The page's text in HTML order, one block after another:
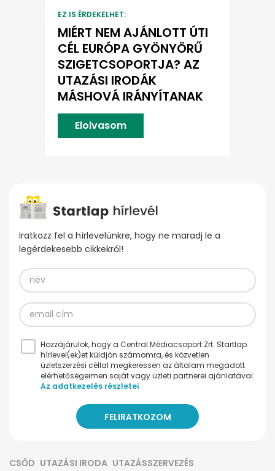
EZ IS ÉRDEKELHET:
MIÉRT NEM AJÁNLOTT ÚTI
CÉL EURÓPA GYÖNYÖRŰ
SZIGETCSOPORTJA? AZ
UTAZÁSI IRODÁK
MÁSHOVÁ IRÁNYÍTANAK
Elolvasom
Iratkozz fel a hírlevelünkre, hogy ne maradj le a
legérdekesebb cikkekről!
Hozzájárulok, hogy a Central Médiacsoport Zrt. Startlap
hírlevel(ek)et küldjön számomra, és közvetlen
üzletszerzési céllal megkeressen az általam megadott
elérhetőségeimen saját vagy üzleti partnerei ajánlatával.
Az adatkezelés részletei
CSŐD UTAZÁSI IRODA UTAZÁSSZERVEZÉS